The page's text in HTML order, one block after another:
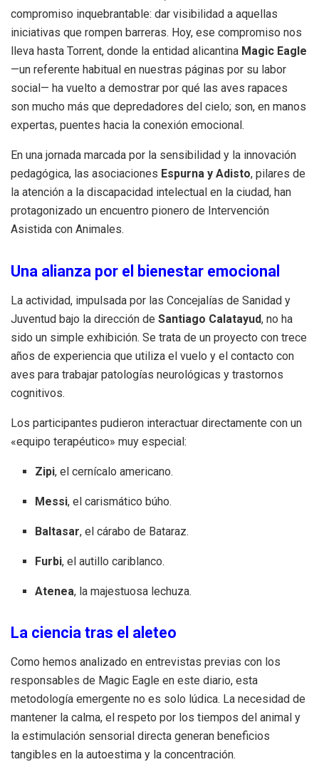
compromiso inquebrantable: dar visibilidad a aquellas
iniciativas que rompen barreras. Hoy, ese compromiso nos
lleva hasta Torrent, donde la entidad alicantina Magic Eagle
—un referente habitual en nuestras páginas por su labor
social— ha vuelto a demostrar por qué las aves rapaces
son mucho más que depredadores del cielo; son, en manos
expertas, puentes hacia la conexión emocional.
En una jornada marcada por la sensibilidad y la innovación
pedagógica, las asociaciones Espurna y Adisto, pilares de
la atención a la discapacidad intelectual en la ciudad, han
protagonizado un encuentro pionero de Intervención
Asistida con Animales.
Una alianza por el bienestar emocional
La actividad, impulsada por las Concejalías de Sanidad y
Juventud bajo la dirección de Santiago Calatayud, no ha
sido un simple exhibición. Se trata de un proyecto con trece
años de experiencia que utiliza el vuelo y el contacto con
aves para trabajar patologías neurológicas y trastornos
cognitivos.
Los participantes pudieron interactuar directamente con un
«equipo terapéutico» muy especial:
Zipi, el cernícalo americano.
Messi, el carismático búho.
Baltasar, el cárabo de Bataraz.
Furbi, el autillo cariblanco.
Atenea, la majestuosa lechuza.
La ciencia tras el aleteo
Como hemos analizado en entrevistas previas con los
responsables de Magic Eagle en este diario, esta
metodología emergente no es solo lúdica. La necesidad de
mantener la calma, el respeto por los tiempos del animal y
la estimulación sensorial directa generan beneficios
tangibles en la autoestima y la concentración.